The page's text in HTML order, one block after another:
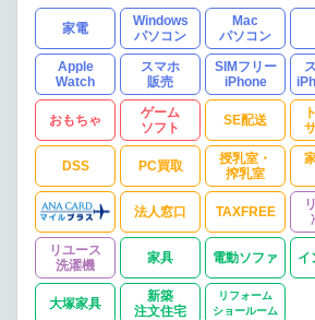
家電
Windows
パソコン
Mac
パソコン
Apple
Watch
スマホ
販売
SIMフリー
iPhone
おもちゃ
ゲーム
ソフト
SE配送
DSS PC買取
授乳室・
搾乳室
法人窓口 TAXFREE
リユース
洗濯機
家具 電動ソファ イ
大塚家具
新築
注文住宅
リフォーム
ショールーム